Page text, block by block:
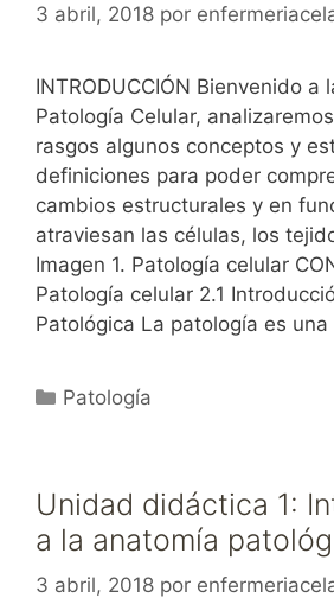
3 abril, 2018 por
INTRODUCCIÓN Bienvenido a
Patología Celular,
rasgos algunos conceptos y
definiciones para poder
cambios estructurales y en
atraviesan las células, los
Imagen 1. Patología celular
Patología celular 2.1
Patológica La patología es
Categorías
Patología
Unidad didáctica 1:
a la anatomía
3 abril, 2018 por